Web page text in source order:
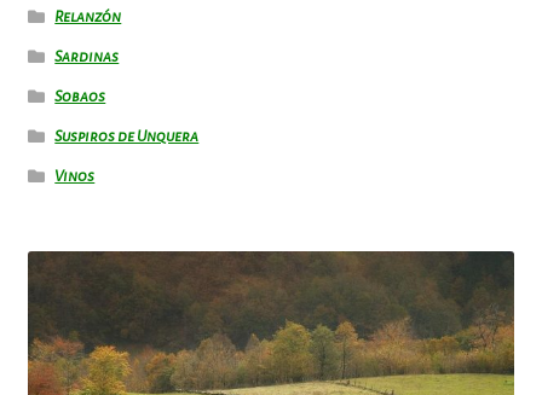
Relanzón
Sardinas
Sobaos
Suspiros de Unquera
Vinos